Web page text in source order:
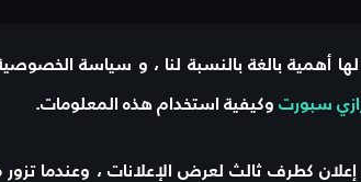
أهمية بالغة بالنسبة لنا ، و سياسة
سبورت وكيفية استخدام هذه المعلومات.
كطرف ثالث لعرض الإعلانات ، وعندما